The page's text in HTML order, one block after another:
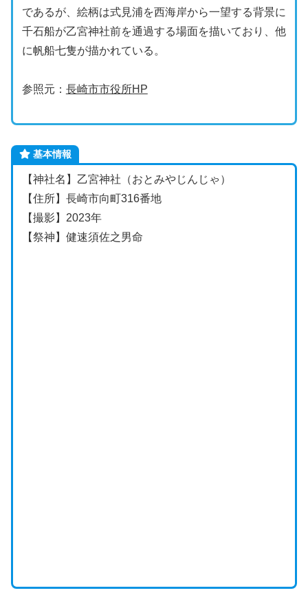
であるが、絵柄は式見浦を西海岸から一望する背景に
千石船が乙宮神社前を通過する場面を描いており、他
に帆船七隻が描かれている。
参照元： 長崎市市役所HP
基本情報
【神社名】乙宮神社（おとみやじんじゃ）
【住所】長崎市向町316番地
【撮影】2023年
【祭神】健速須佐之男命